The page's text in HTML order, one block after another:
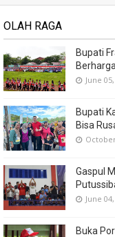
OLAH RAGA
Bupati
June
Bupati
Bisa
Gaspul
June
Buka